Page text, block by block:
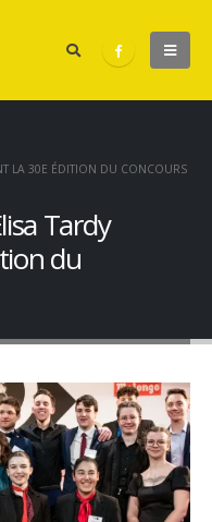
LA 30E ÉDITION DU CONCOURS
Tardy
du